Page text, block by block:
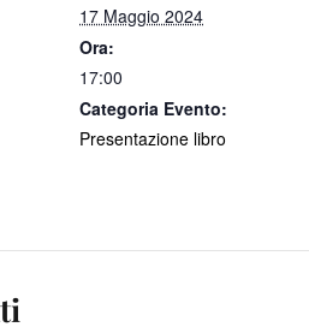
17 Maggio 2024
Ora:
17:00
Categoria Evento:
Presentazione libro